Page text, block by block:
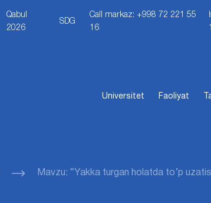
Qabul
2026
SDG
Call markaz: +998 72 221 55
16
Universitet Faoliyat
Mavzu: “Yakka turgan holatda to’p